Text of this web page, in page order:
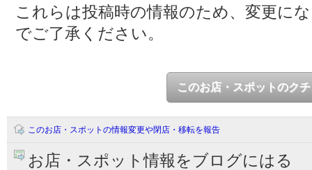
これらは投稿時の情報のため、変更に
でご了承ください。
このお店・スポットのク
このお店・スポットの情報変更や閉店・移転を報告
お店・スポット情報をブログにはる